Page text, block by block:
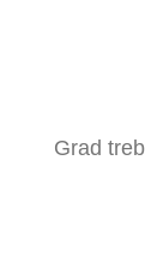
Grad